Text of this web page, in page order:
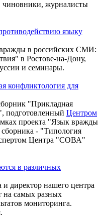
чиновники, журналисты
языку
в российских СМИ:
в Ростове-на-Дону,
и семинары.
конфликтология для
"Прикладная
подготовленный Центром
проекта "Язык вражды
- "Типология
Центра "СОВА"
в различных
директор нашего центра
на самых разных
мониторинга.